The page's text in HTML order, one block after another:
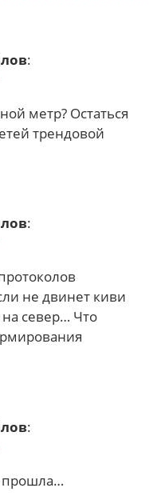
:
метр? Остаться
трендовой
:
не двинет киви
север… Что
:
прошла…